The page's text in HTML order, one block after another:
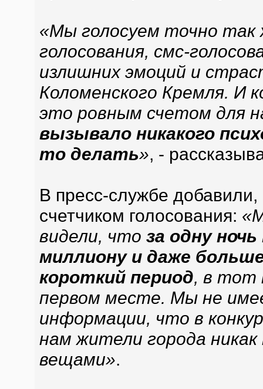
«Мы голосуем точно
голосования, смс-
излишних эмоций и
Коломенского Кремля. И
это ровным счетом для
вызывало никакого
то делать», -
В пресс-службе
счетчиком голосования:
видели, что за одну
миллиону и даже
короткий период, в тот
первом месте. Мы не
информации, что в
нам жители города
вещами».